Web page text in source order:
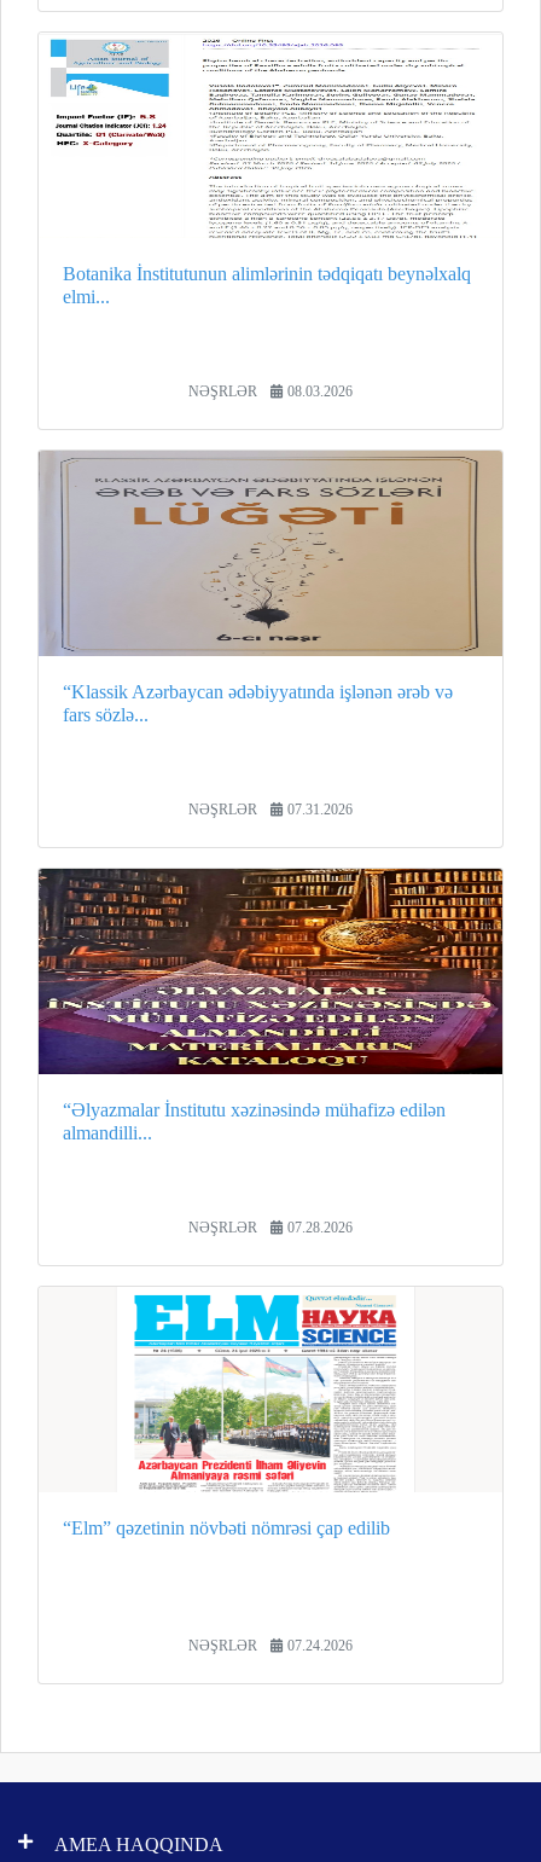
Botanika İnstitutunun alimlərinin tədqiqatı beynəlxalq
elmi...
NƏŞRLƏR 08.03.2026
“Klassik Azərbaycan ədəbiyyatında işlənən ərəb və
fars sözlə...
NƏŞRLƏR 07.31.2026
“Əlyazmalar İnstitutu xəzinəsində mühafizə edilən
almandilli...
NƏŞRLƏR 07.28.2026
“Elm” qəzetinin növbəti nömrəsi çap edilib
NƏŞRLƏR 07.24.2026
AMEA HAQQINDA